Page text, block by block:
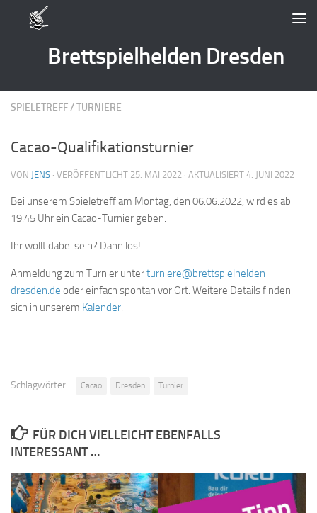
Zum Inhalt springen
Brettspielhelden Dresden
SPIELETREFF/TURNIERE
Cacao-Qualifikationsturnier
VON JENS · VERÖFFENTLICHT 25. MAI 2022 · AKTUALISIERT 4. JUNI 2022
Bei unserem Spieletreff am Montag, den 06.06.2022, wird es ab
19:45 Uhr ein Cacao-Turnier geben.
Ihr wollt dabei sein? Dann los!
Anmeldung zum Turnier unterturniere@brettspielhelden-
dresden.de oder einfach spontan vor Ort. Weitere Details finden
sich in unserem Kalender.
Schlagwörter: Cacao Dresden Turnier
FÜR DICH VIELLEICHT EBENFALLS
INTERESSANT …